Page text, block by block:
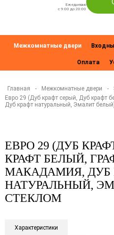
Ежедневно
c 9:00 до 20:00
Межкомнатные двери
Оплата
Главная - Межкомнатные двери -
Евро 29 (Дуб крафт серый, Дуб крафт
Дуб крафт натуральный, Эмалит
ЕВРО 29 (ДУБ
КРАФТ БЕЛЫЙ,
МАКАДАМИЯ, ДУБ
НАТУРАЛЬНЫЙ,
СТЕКЛОМ
Характеристики